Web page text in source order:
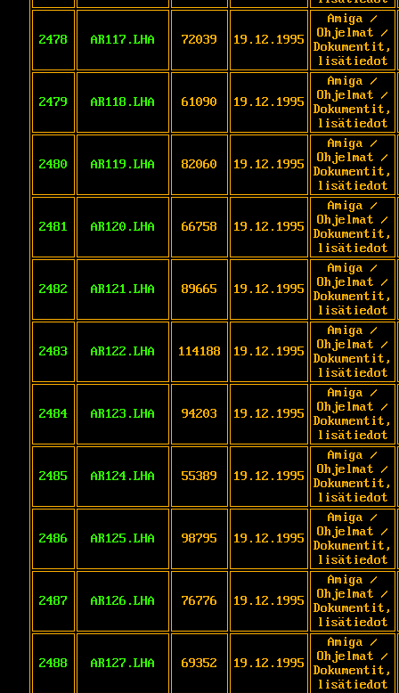
2478 AR117.LHA 72039 19.12.1995
Amiga /
Ohjelmat /
Dokumentit,
lisätiedot
2479 AR118.LHA 61090 19.12.1995
Amiga /
Ohjelmat /
Dokumentit,
lisätiedot
2480 AR119.LHA 82060 19.12.1995
Amiga /
Ohjelmat /
Dokumentit,
lisätiedot
2481 AR120.LHA 66758 19.12.1995
Amiga /
Ohjelmat /
Dokumentit,
lisätiedot
2482 AR121.LHA 89665 19.12.1995
Amiga /
Ohjelmat /
Dokumentit,
lisätiedot
2483 AR122.LHA 114188 19.12.1995
Amiga /
Ohjelmat /
Dokumentit,
lisätiedot
2484 AR123.LHA 94203 19.12.1995
Amiga /
Ohjelmat /
Dokumentit,
lisätiedot
2485 AR124.LHA 55389 19.12.1995
Amiga /
Ohjelmat /
Dokumentit,
lisätiedot
2486 AR125.LHA 98795 19.12.1995
Amiga /
Ohjelmat /
Dokumentit,
lisätiedot
2487 AR126.LHA 76776 19.12.1995
Amiga /
Ohjelmat /
Dokumentit,
lisätiedot
2488 AR127.LHA 69352 19.12.1995
Amiga /
Ohjelmat /
Dokumentit,
lisätiedot